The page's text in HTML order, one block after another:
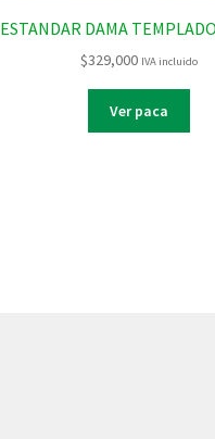
ESTANDAR DAMA
$329,000 IVA incluido
Ver paca